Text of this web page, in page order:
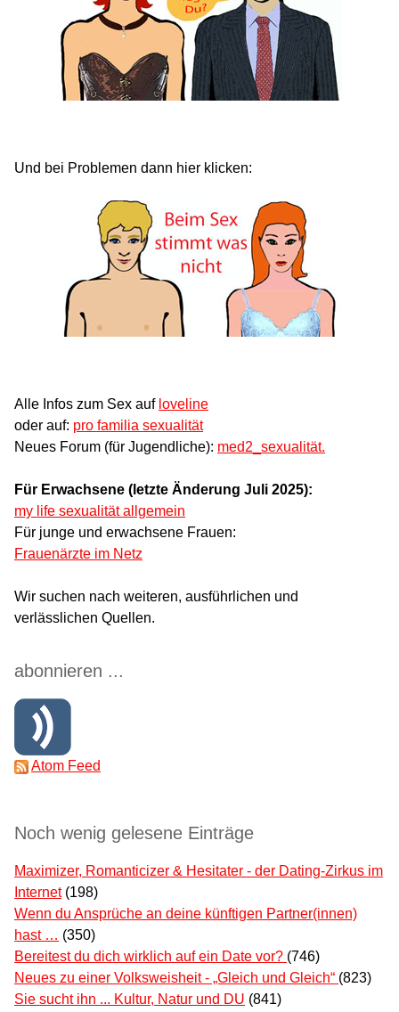
Und bei Problemen dann hier klicken:
Alle Infos zum Sex auf loveline
oder auf: pro familia sexualität
Neues Forum (für Jugendliche): med2_sexualität.
Für Erwachsene (letzte Änderung Juli 2025):
my life sexualität allgemein
Für junge und erwachsene Frauen:
Frauenärzte im Netz
Wir suchen nach weiteren, ausführlichen und
verlässlichen Quellen.
abonnieren ...
Atom Feed
Noch wenig gelesene Einträge
Maximizer, Romanticizer & Hesitater - der Dating-Zirkus im
Internet (198)
Wenn du Ansprüche an deine künftigen Partner(innen)
hast … (350)
Bereitest du dich wirklich auf ein Date vor? (746)
Neues zu einer Volksweisheit - „Gleich und Gleich“ (823)
Sie sucht ihn ... Kultur, Natur und DU (841)